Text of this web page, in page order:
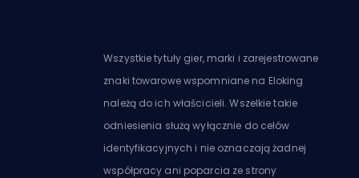
Wszystkie tytuły gier, marki i zarejestrowane
znaki towarowe wspomniane na Eloking
należą do ich właścicieli. Wszelkie takie
odniesienia służą wyłącznie do celów
identyfikacyjnych i nie oznaczają żadnej
współpracy ani poparcia ze strony